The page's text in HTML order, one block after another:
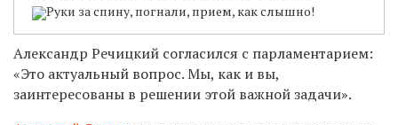
Руки за спину, погнали, прием, как слышно!
Александр Речицкий согласился с парламентарием:
«Это актуальный вопрос. Мы, как и вы,
заинтересованы в решении этой важной задачи».